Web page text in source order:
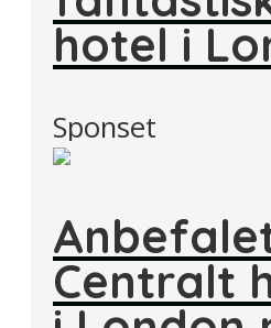
hotel i
Sponset
Centralt